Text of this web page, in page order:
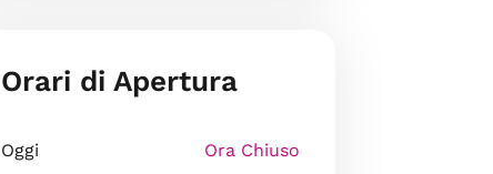
Orari di Apertura
Oggi Ora Chiuso